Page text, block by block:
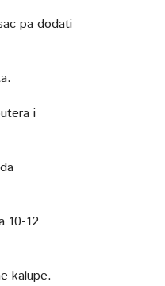
pa dodati
i
10-12
kalupe.